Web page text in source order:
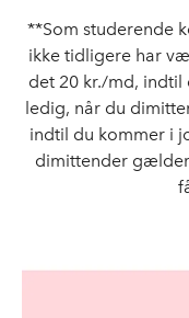
**Som studerende
ikke tidligere har
det 20 kr./md,
ledig, når du
indtil du kommer i
dimittender